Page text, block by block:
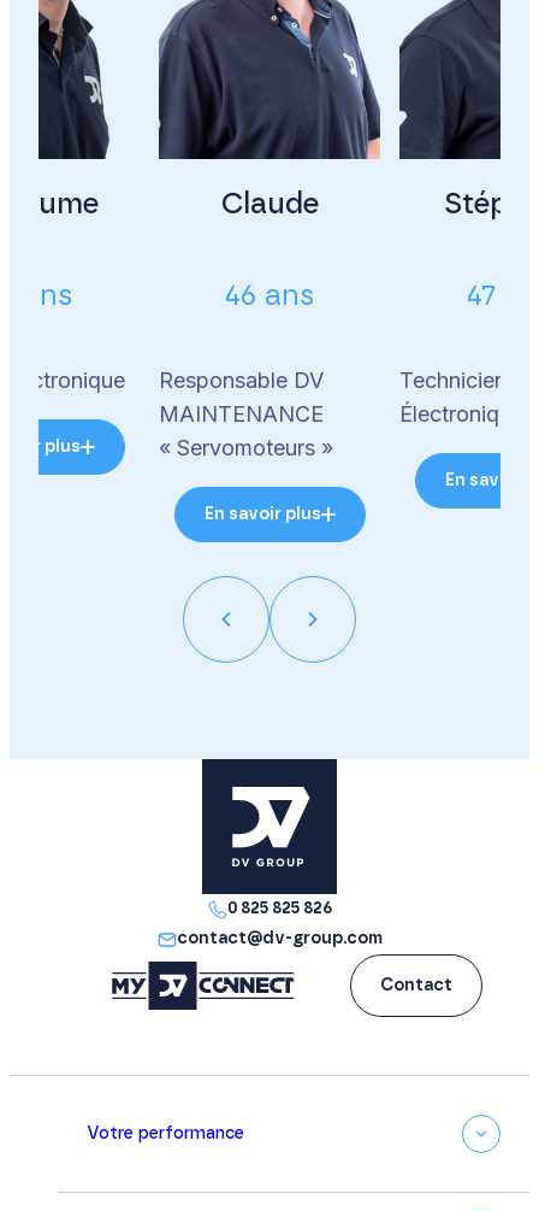
ans
plus
Claude
46 ans
Responsable DV
MAINTENANCE
« Servomoteurs »
En savoir plus
47
Technicien
Électronique
En savoir
0 825 825 826
contact@dv-group.com
Contact
Votre performance